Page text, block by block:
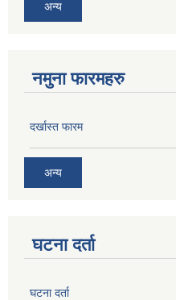
अन्य
नमुना फारमहरु
दर्खास्त फारम
अन्य
घटना दर्ता
घटना दर्ता